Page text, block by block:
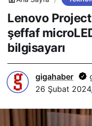
Lenovo
şeffaf
bilgisayarı
gigahaber
26 Şubat